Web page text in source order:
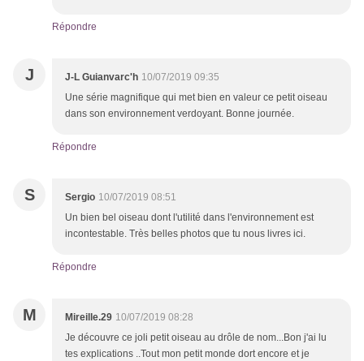
Répondre
J J-L Guianvarc'h 10/07/2019 09:35
Une série magnifique qui met bien en valeur ce petit oiseau
dans son environnement verdoyant. Bonne journée.
Répondre
S Sergio 10/07/2019 08:51
Un bien bel oiseau dont l'utilité dans l'environnement est
incontestable. Très belles photos que tu nous livres ici.
Répondre
M Mireille.29 10/07/2019 08:28
Je découvre ce joli petit oiseau au drôle de nom...Bon j'ai lu
tes explications ..Tout mon petit monde dort encore et je